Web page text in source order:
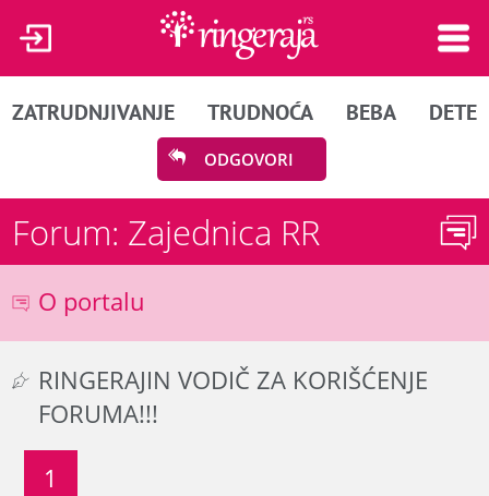
ZATRUDNJIVANJE TRUDNOĆA BEBA DETE
ODGOVORI
Forum: Zajednica RR
O portalu
RINGERAJIN VODIČ ZA KORIŠĆENJE
FORUMA!!!
1